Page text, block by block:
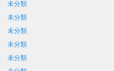
未分類
未分類
未分類
未分類
未分類